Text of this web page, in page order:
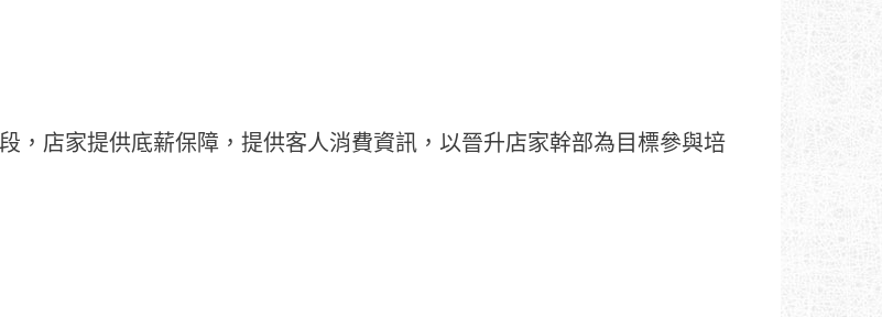
，店家提供底薪保障，提供客人消費資訊，以晉升店家幹部為目標參與培